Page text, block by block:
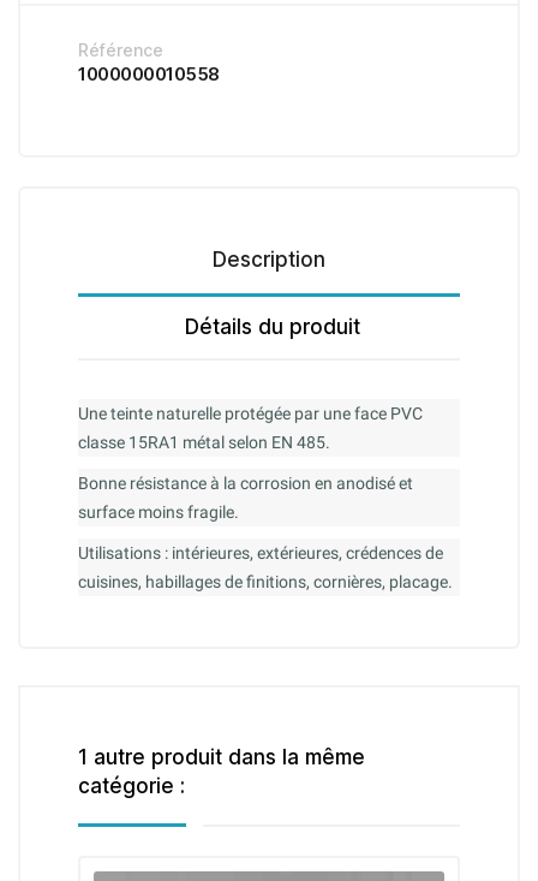
Référence
1000000010558
Description
Détails du produit
Une teinte naturelle protégée par une face PVC
classe 15RA1 métal selon EN 485.
Bonne résistance à la corrosion en anodisé et
surface moins fragile.
Utilisations : intérieures, extérieures, crédences de
cuisines, habillages de finitions, cornières, placage.
1 autre produit dans la même
catégorie :